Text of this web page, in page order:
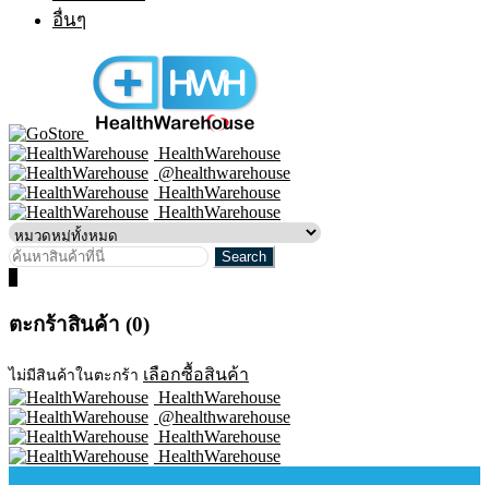
อื่นๆ
HealthWarehouse
@healthwarehouse
HealthWarehouse
HealthWarehouse
ตะกร้าสินค้า (0)
ไม่มีสินค้าในตะกร้า เลือกซื้อสินค้า
HealthWarehouse
@healthwarehouse
HealthWarehouse
HealthWarehouse